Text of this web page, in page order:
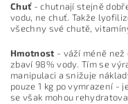
Chuť- chutnají stejně
vodu, ne chuť. Takže
všechny své chutě,
Hmotnost - váží méně
zbaví 98% vody. Tím se
manipulaci a snižuje
pouze 1 kg po vymrazení -
se však mohou